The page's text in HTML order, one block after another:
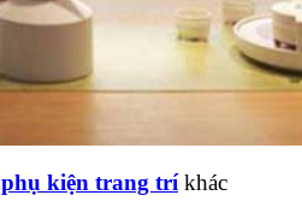
phụ kiện trang tríkhác